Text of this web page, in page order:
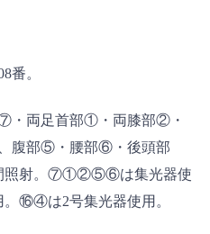
番。
・両足首部①・両膝部②・
腹部⑤・腰部⑥・後頭部
照射。⑦①②⑤⑥は集光器使
⑯④は2号集光器使用。